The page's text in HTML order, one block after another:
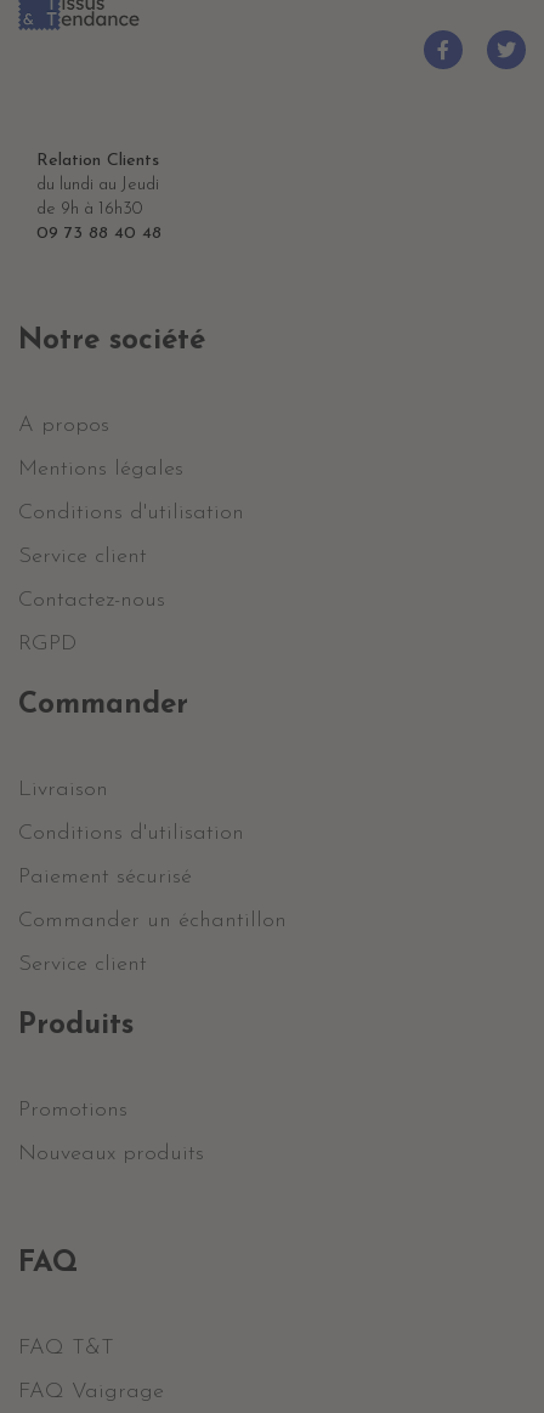
Relation Clients
du lundi au Jeudi
de 9h à 16h30
09 73 88 40 48
Notre société
A propos
Mentions légales
Conditions d'utilisation
Service client
Contactez-nous
RGPD
Commander
Livraison
Conditions d'utilisation
Paiement sécurisé
Commander un échantillon
Service client
Produits
Promotions
Nouveaux produits
FAQ
FAQ T&T
FAQ Vaigrage